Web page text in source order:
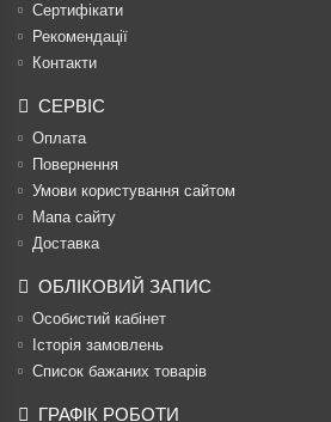
Сертифікати
Рекомендації
Контакти
СЕРВІС
Оплата
Повернення
Умови користування сайтом
Мапа сайту
Доставка
ОБЛІКОВИЙ ЗАПИС
Особистий кабінет
Історія замовлень
Список бажаних товарів
ГРАФІК РОБОТИ